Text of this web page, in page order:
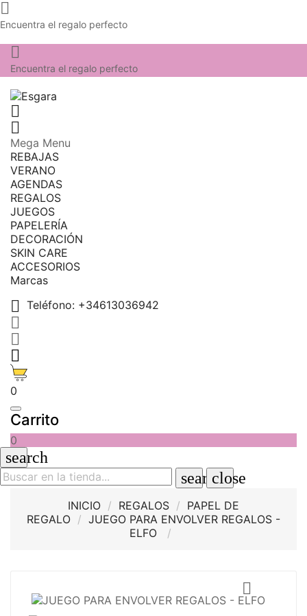

Encuentra el regalo perfecto

Encuentra el regalo perfecto


Mega Menu
REBAJAS
VERANO
AGENDAS
REGALOS
JUEGOS
PAPELERÍA
DECORACIÓN
SKIN CARE
ACCESORIOS
Marcas
 Teléfono: +34613036942



0
Carrito
0
search
searchclose
INICIO REGALOS
PAPEL DE
REGALO
JUEGO PARA ENVOLVER REGALOS -
ELFO
